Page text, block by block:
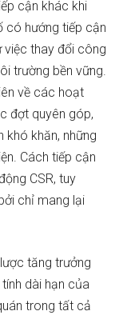
cận khác khi
có hướng tiếp cận
việc thay đổi công
trường bền vững.
về các hoạt
đợt quyên góp,
khăn, những
Cách tiếp cận
CSR, tuy
chỉ mang lại
tăng trưởng
dài hạn của
trong tất cả